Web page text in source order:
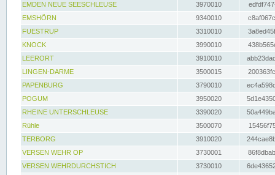
EMDEN NEUE SEESCHLEUSE
3970010
EMSHÖRN
9340010
FUESTRUP
3310010
KNOCK
3990010
LEERORT
3910010
LINGEN-DARME
3500015
PAPENBURG
3790010
POGUM
3950020
RHEINE UNTERSCHLEUSE
3390020
Rühle
3500070
TERBORG
3910020
VERSEN WEHR OP
3730001
VERSEN WEHRDURCHSTICH
3730010